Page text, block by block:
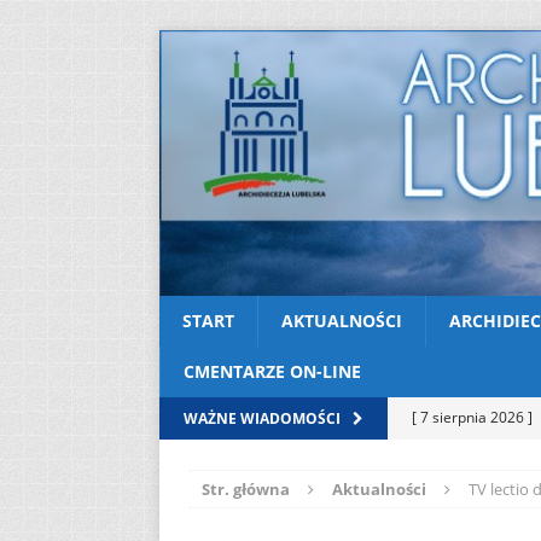
START AKTUALNOŚCI
CMENTARZE ON-LINE
WAŻNE WIADOMOŚCI [ 7 sierpnia 2026 ]
[ 7 sierpnia 2026 ]
Str. główna Aktualności TV lectio